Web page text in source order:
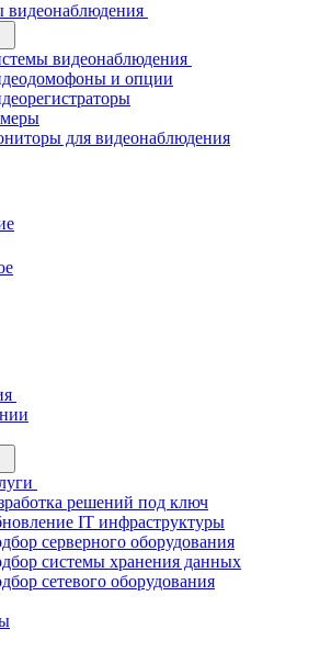
видеонаблюдения
видеонаблюдения
и опции
для видеонаблюдения
решений под ключ
IT инфраструктуры
серверного оборудования
системы хранения данных
сетевого оборудования